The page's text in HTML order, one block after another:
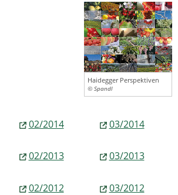
Haidegger Perspektiven
© Spandl
02/2014 03/2014
02/2013 03/2013
02/2012 03/2012